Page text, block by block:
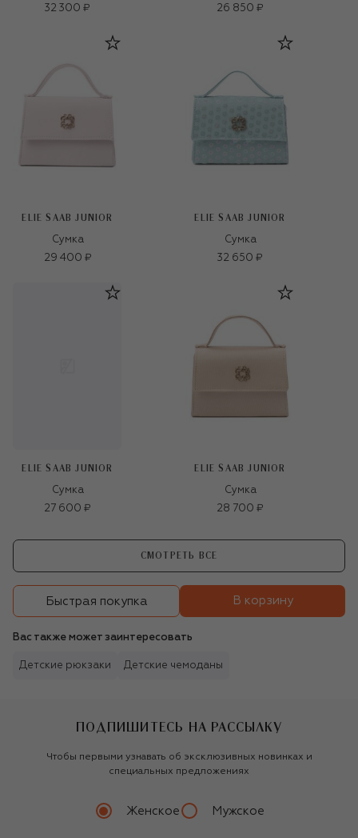
32 300 ₽
26 850 ₽
ELIE SAAB JUNIOR
Сумка
29 400 ₽
ELIE SAAB JUNIOR
Сумка
32 650 ₽
ELIE SAAB JUNIOR
Сумка
27 600 ₽
ELIE SAAB JUNIOR
Сумка
28 700 ₽
СМОТРЕТЬ ВСЕ
Быстрая покупка В корзину
Вас также может заинтересовать
Детские рюкзаки Детские чемоданы
ПОДПИШИТЕСЬ НА РАССЫЛКУ
Чтобы первыми узнавать об эксклюзивных новинках и
специальных предложениях
Женское Мужское